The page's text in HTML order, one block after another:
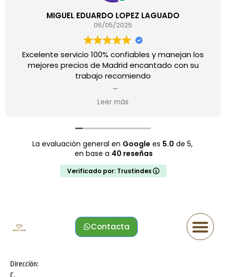
MIGUEL EDUARDO LOPEZ LAGUADO
06/05/2025
Excelente servicio 100% confiables y manejan los
mejores precios de Madrid encantado con su
trabajo recomiendo
Respuesta del propietario
deseamos lo mejor de este mundo para ti y para
tu bella familia, gracias por tratarnos tan bien.
Leer más
La evaluación general en Google es 5.0 de 5,
en base a 40 reseñas
Verificado por: Trustindex
Contacta
Dirección:
C.